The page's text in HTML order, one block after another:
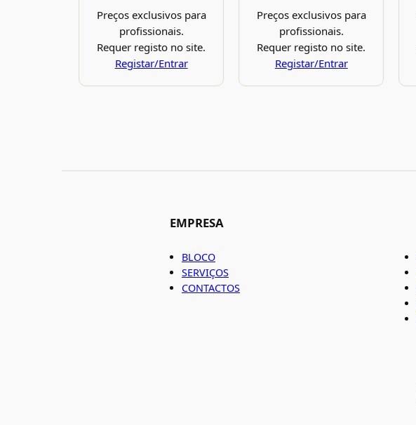
Preços exclusivos para
profissionais.
Requer registo no site.
Registar/Entrar
Preços exclusivos para
profissionais.
Requer registo no site.
Registar/Entrar
EMPRESA
BLOCO
SERVIÇOS
CONTACTOS